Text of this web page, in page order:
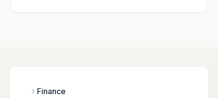
Finance